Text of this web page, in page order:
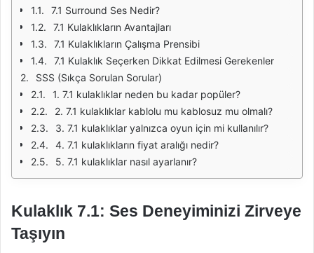
7.1 Surround Ses Nedir?
7.1 Kulaklıkların Avantajları
7.1 Kulaklıkların Çalışma Prensibi
7.1 Kulaklık Seçerken Dikkat Edilmesi Gerekenler
SSS (Sıkça Sorulan Sorular)
1. 7.1 kulaklıklar neden bu kadar popüler?
2. 7.1 kulaklıklar kablolu mu kablosuz mu olmalı?
3. 7.1 kulaklıklar yalnızca oyun için mi kullanılır?
4. 7.1 kulaklıkların fiyat aralığı nedir?
5. 7.1 kulaklıklar nasıl ayarlanır?
Kulaklık 7.1: Ses Deneyiminizi Zirveye
Taşıyın